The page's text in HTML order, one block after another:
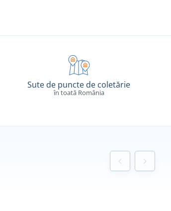
Sute de puncte de coletărie
în toată România